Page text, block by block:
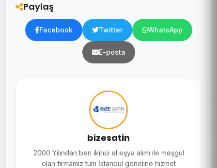
Paylaş
Facebook Twitter WhatsApp
E-posta
bizesatin
2000 Yılından beri ikinci el eşya alımı ile meşgul
olan firmamız tüm İstanbul geneline hizmet